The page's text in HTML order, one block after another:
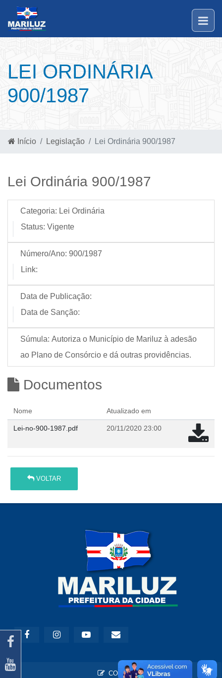
LEI ORDINÁRIA
900/1987
Início Legislação Lei Ordinária 900/1987
Lei Ordinária 900/1987
Categoria: Lei Ordinária
Status: Vigente
Número/Ano: 900/1987
Link:
Data de Publicação:
Data de Sanção:
Súmula: Autoriza o Município de Mariluz à adesão
ao Plano de Consórcio e dá outras providências.
Documentos
Nome Atualizado em
Lei-no-900-1987.pdf 20/11/2020 23:00
VOLTAR
CONTATO